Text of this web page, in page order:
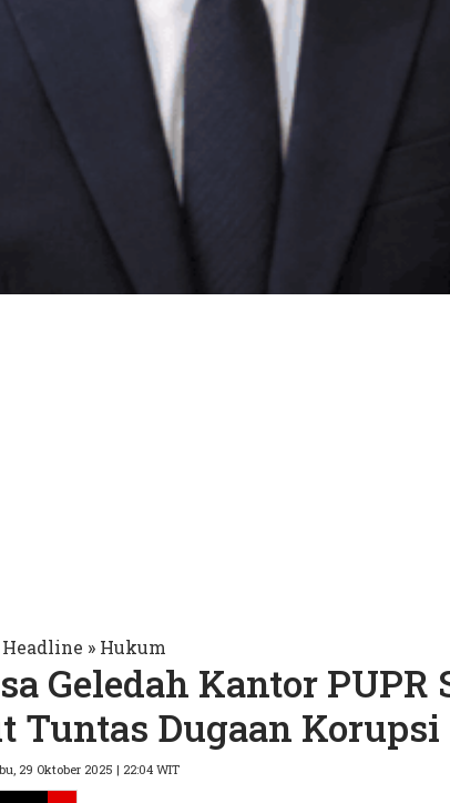
Headline » Hukum
Geledah Kantor PUPR
Tuntas Dugaan Korupsi
29 Oktober 2025 | 22:04 WIT